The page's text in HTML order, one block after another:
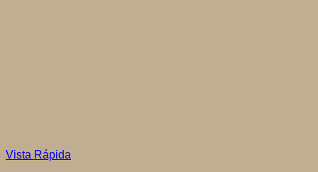
Vista Rápida